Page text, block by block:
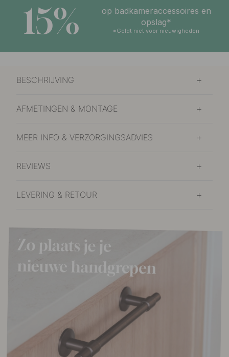
15%
op badkameraccessoires en
opslag*
*Geldt niet voor nieuwigheden
BESCHRIJVING
AFMETINGEN & MONTAGE
MEER INFO & VERZORGINGSADVIES
REVIEWS
LEVERING & RETOUR